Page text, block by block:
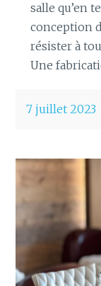
salle qu’en
conception
résister à
Une
7 juillet 2023